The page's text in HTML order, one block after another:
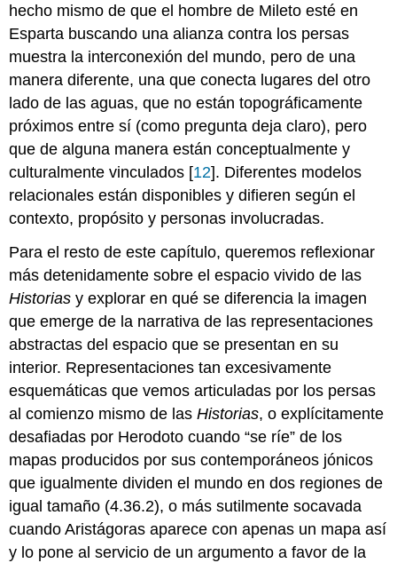
hecho mismo de que el hombre de Mileto esté en
Esparta buscando una alianza contra los persas
muestra la interconexión del mundo, pero de una
manera diferente, una que conecta lugares del otro
lado de las aguas, que no están topográficamente
próximos entre sí (como pregunta deja claro), pero
que de alguna manera están conceptualmente y
culturalmente vinculados [12]. Diferentes modelos
relacionales están disponibles y difieren según el
contexto, propósito y personas involucradas.
Para el resto de este capítulo, queremos reflexionar
más detenidamente sobre el espacio vivido de las
Historias y explorar en qué se diferencia la imagen
que emerge de la narrativa de las representaciones
abstractas del espacio que se presentan en su
interior. Representaciones tan excesivamente
esquemáticas que vemos articuladas por los persas
al comienzo mismo de lasHistorias, o explícitamente
desafiadas por Herodoto cuando “se ríe” de los
mapas producidos por sus contemporáneos jónicos
que igualmente dividen el mundo en dos regiones de
igual tamaño (4.36.2), o más sutilmente socavada
cuando Aristágoras aparece con apenas un mapa así
y lo pone al servicio de un argumento a favor de la